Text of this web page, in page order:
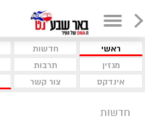
ראשי חדשות
מגזין
תרבות
אינדקס
צור קשר
חדשות